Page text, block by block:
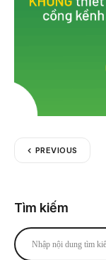
PREVIOUS
Tìm kiếm